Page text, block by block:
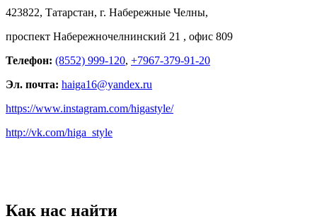
423822, Татарстан, г. Набережные Челны,
проспект Набережночелнинский 21 , офис 809
Телефон: (8552) 999-120, +7967-379-91-20
Эл. почта: haiga16@yandex.ru
https://www.instagram.com/higastyle/
http://vk.com/higa_style
Как нас найти